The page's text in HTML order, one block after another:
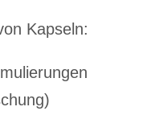
Kapseln: